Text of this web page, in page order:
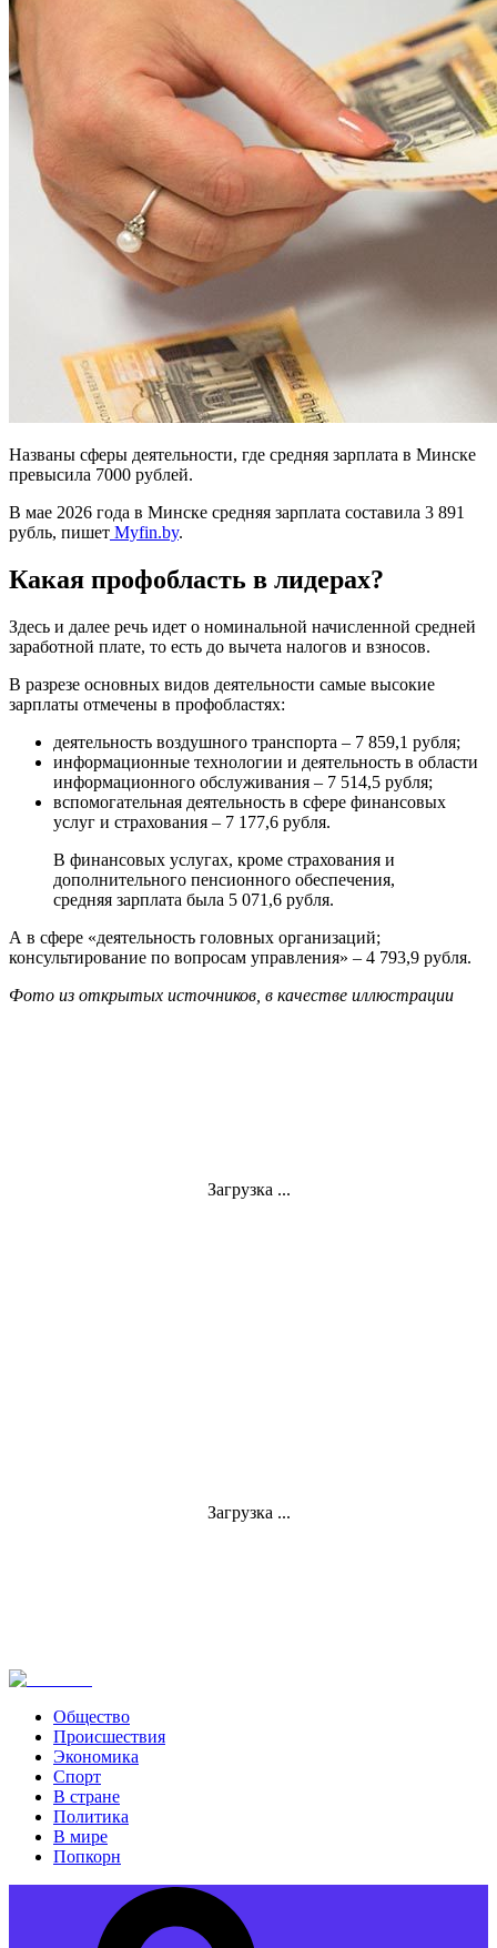
Названы сферы деятельности, где средняя зарплата в Минске
превысила 7000 рублей.
В мае 2026 года в Минске средняя зарплата составила 3 891
рубль, пишет Мyfin.by.
Какая профобласть в лидерах?
Здесь и далее речь идет о номинальной начисленной средней
заработной плате, то есть до вычета налогов и взносов.
В разрезе основных видов деятельности самые высокие
зарплаты отмечены в профобластях:
деятельность воздушного транспорта – 7 859,1 рубля;
информационные технологии и деятельность в области
информационного обслуживания – 7 514,5 рубля;
вспомогательная деятельность в сфере финансовых
услуг и страхования – 7 177,6 рубля.
В финансовых услугах, кроме страхования и
дополнительного пенсионного обеспечения,
средняя зарплата была 5 071,6 рубля.
А в сфере «деятельность головных организаций;
консультирование по вопросам управления» – 4 793,9 рубля.
Фото из открытых источников, в качестве иллюстрации
Загрузка ...
Загрузка ...
Общество
Происшествия
Экономика
Спорт
В стране
Политика
В мире
Попкорн